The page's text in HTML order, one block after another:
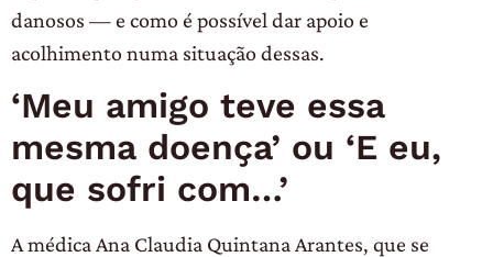
danosos — e como é possível dar apoio e
acolhimento numa situação dessas.
‘Meu amigo teve essa
mesma doença’ ou ‘E eu,
que sofri com…’
A médica Ana Claudia Quintana Arantes, que se